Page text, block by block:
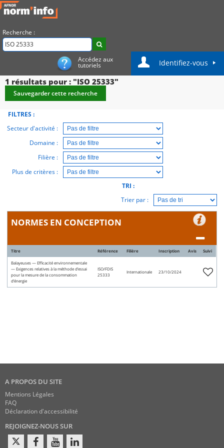
Recherche :
Accédez aux
tutoriels Identifiez-vous
1 résultats pour : "ISO 25333"
Sauvegarder cette recherche
FILTRES :
Secteur d'activité :
Domaine :
Filière :
Plus de critères :
TRI :
Trier par :
NORMES EN CONCEPTION
Titre Référence Filière Inscription Avis Suivi
Balayeuses — Efficacité environnementale
— Exigences relatives à la méthode d’essai
pour la mesure de la consommation
d’énergie
ISO/FDIS
25333
Internationale 23/10/2024
A PROPOS DU SITE
Mentions Légales
FAQ
Déclaration d'accessibilité
REJOIGNEZ-NOUS SUR